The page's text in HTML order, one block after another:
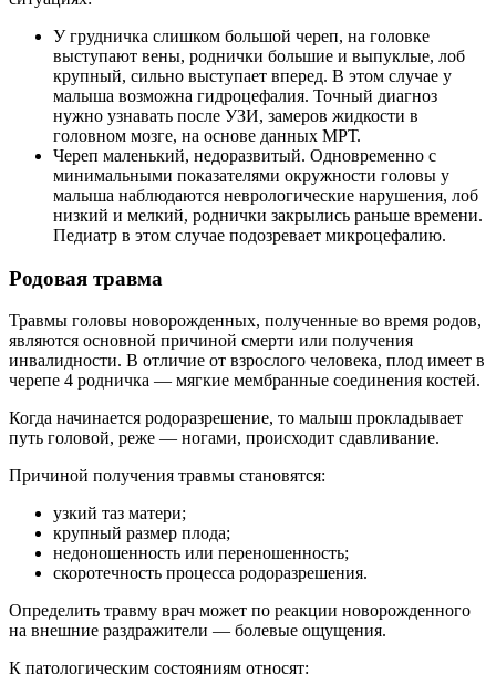
У грудничка слишком большой череп, на головке
выступают вены, роднички большие и выпуклые, лоб
крупный, сильно выступает вперед. В этом случае у
малыша возможна гидроцефалия. Точный диагноз
нужно узнавать после УЗИ, замеров жидкости в
головном мозге, на основе данных МРТ.
Череп маленький, недоразвитый. Одновременно с
минимальными показателями окружности головы у
малыша наблюдаются неврологические нарушения, лоб
низкий и мелкий, роднички закрылись раньше времени.
Педиатр в этом случае подозревает микроцефалию.
Родовая травма
Травмы головы новорожденных, полученные во время родов,
являются основной причиной смерти или получения
инвалидности. В отличие от взрослого человека, плод имеет в
черепе 4 родничка — мягкие мембранные соединения костей.
Когда начинается родоразрешение, то малыш прокладывает
путь головой, реже — ногами, происходит сдавливание.
Причиной получения травмы становятся:
узкий таз матери;
крупный размер плода;
недоношенность или переношенность;
скоротечность процесса родоразрешения.
Определить травму врач может по реакции новорожденного
на внешние раздражители — болевые ощущения.
К патологическим состояниям относят: